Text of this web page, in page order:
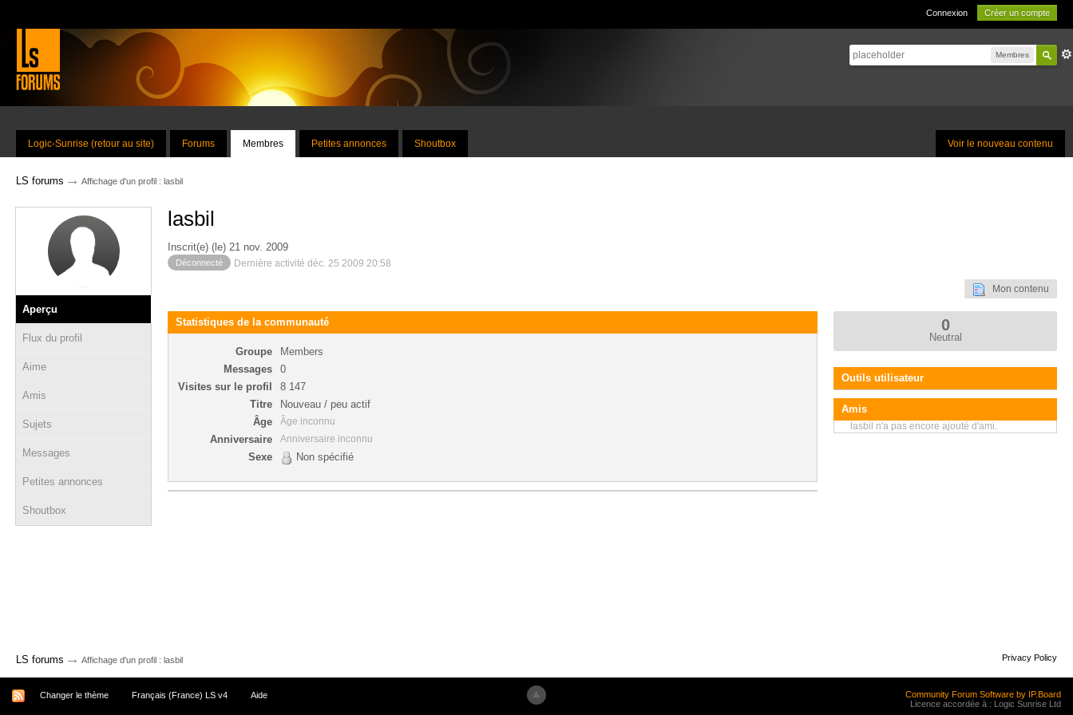
Connexion Créer un compte
Membres
Voir le nouveau contenu
Logic-Sunrise (retour au site) Forums Membres Petites annonces Shoutbox
LS forums → Affichage d'un profil : lasbil
Aperçu
Flux du profil
Aime
Amis
Sujets
Messages
Petites annonces
Shoutbox
lasbil
Inscrit(e) (le) 21 nov. 2009
Déconnecté Dernière activité déc. 25 2009 20:58
Mon contenu
Statistiques de la communauté
Groupe
Members
Messages
0
Visites sur le profil
8 147
Titre
Nouveau / peu actif
Âge
Âge inconnu
Anniversaire Anniversaire inconnu
Sexe Non spécifié
0
Neutral
Outils utilisateur
Amis
lasbil n'a pas encore ajouté d'ami.
LS forums → Affichage d'un profil : lasbil Privacy Policy
Changer le thème Français (France) LS v4 Aide
Community Forum Software by IP.Board
Licence accordée à : Logic Sunrise Ltd